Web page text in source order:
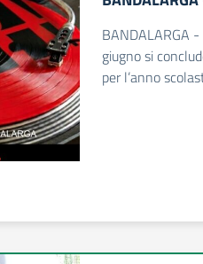
BANDALARGA -
giugno si
per l’anno